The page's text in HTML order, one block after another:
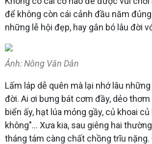
để không còn cái cảnh đầu năm
những lễ hội đẹp, hay gắn bó lâu đời
Ảnh: Nông Văn Dân
Lấm láp dễ quên mà lại nhớ lâu
đời. Ai ơi bưng bát cơm đầy, dẻo
biển ấy, hạt lúa mỏng gầy, củ khoai
không"... Xưa kia, sau giêng hai
tháng tám càng chất chồng trĩu